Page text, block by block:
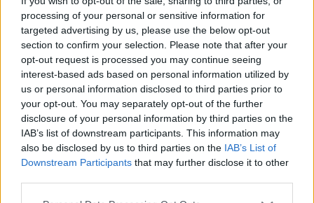
processing of your personal or sensitive information for
targeted advertising by us, please use the below opt-out
section to confirm your selection. Please note that after your
opt-out request is processed you may continue seeing
interest-based ads based on personal information utilized by
us or personal information disclosed to third parties prior to
your opt-out. You may separately opt-out of the further
disclosure of your personal information by third parties on the
IAB’s list of downstream participants. This information may
also be disclosed by us to third parties on the IAB’s List of
Downstream Participants that may further disclose it to other
mixtas que tengan acceso a los canales de Eurosport
también pueden ver UFC. De forma esporádica,
aproximadamente una vez al mes, ofrece en directo
los eventos a través de los canales lineales
disponibles en plataformas como Movistar Plus+,
Orange, DAZN o Amazon Prime Video entre otros.
Además, también emite repeticiones de los shows en
diferido y programas de análisis como 'El Club de la
UFC'.